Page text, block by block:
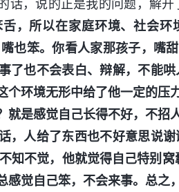
话，说的正是我的问题，解开
，所以在家庭环境、社会
也笨。你看人家那孩子，嘴
了也不会表白、辩解，不能
个环境无形中给了他一定的压
就是感觉自己长得不好，不招
，人给了东西也不好意思说
知不觉，他就觉得自己特别
感觉自己笨，不会来事。总之